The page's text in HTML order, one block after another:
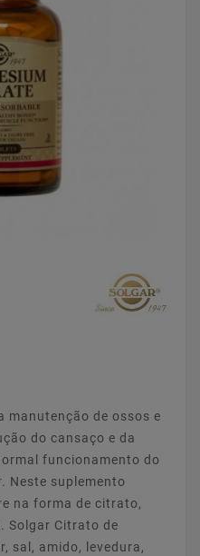
manutenção de ossos e
do cansaço e da
funcionamento do
Neste suplemento
na forma de citrato,
Solgar Citrato de
sal, amido, levedura,